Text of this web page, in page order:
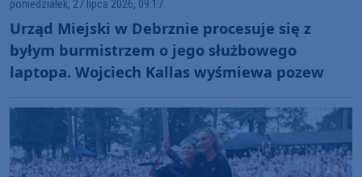
poniedziałek, 27 lipca 2026, 09:17
Urząd Miejski w Debrznie procesuje się z
byłym burmistrzem o jego służbowego
laptopa. Wojciech Kallas wyśmiewa pozew